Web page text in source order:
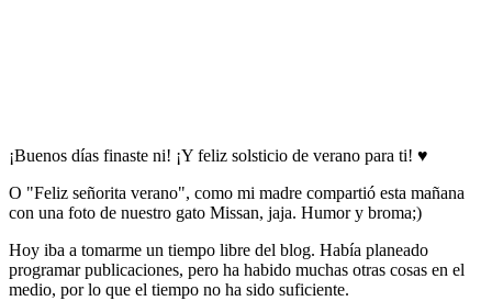
¡Buenos días finaste ni! ¡Y feliz solsticio de verano para ti! ♥
O "Feliz señorita verano", como mi madre compartió esta mañana
con una foto de nuestro gato Missan, jaja. Humor y broma;)
Hoy iba a tomarme un tiempo libre del blog. Había planeado
programar publicaciones, pero ha habido muchas otras cosas en el
medio, por lo que el tiempo no ha sido suficiente.